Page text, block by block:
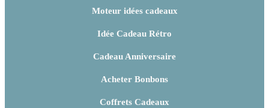
Moteur idées cadeaux
Idée Cadeau Rétro
Cadeau Anniversaire
Acheter Bonbons
Coffrets Cadeaux